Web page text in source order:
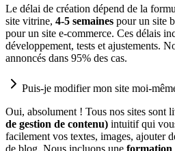
Le délai de création dépend de la
site vitrine, 4-5 semaines pour un site
pour un site e-commerce. Ces délais
développement, tests et ajustements.
annoncés dans 95% des cas.
Puis-je modifier mon site moi-
Oui, absolument ! Tous nos sites sont
de gestion de contenu) intuitif qui
facilement vos textes, images, ajouter